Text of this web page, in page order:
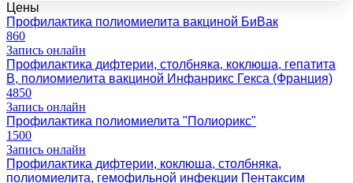
Цены
Профилактика полиомиелита вакциной БиВак
860
Запись онлайн
Профилактика дифтерии, столбняка, коклюша, гепатита
В, полиомиелита вакциной Инфанрикс Гекса (Франция)
4850
Запись онлайн
Профилактика полиомиелита "Полиорикс"
1500
Запись онлайн
Профилактика дифтерии, коклюша, столбняка,
полиомиелита, гемофильной инфекции Пентаксим